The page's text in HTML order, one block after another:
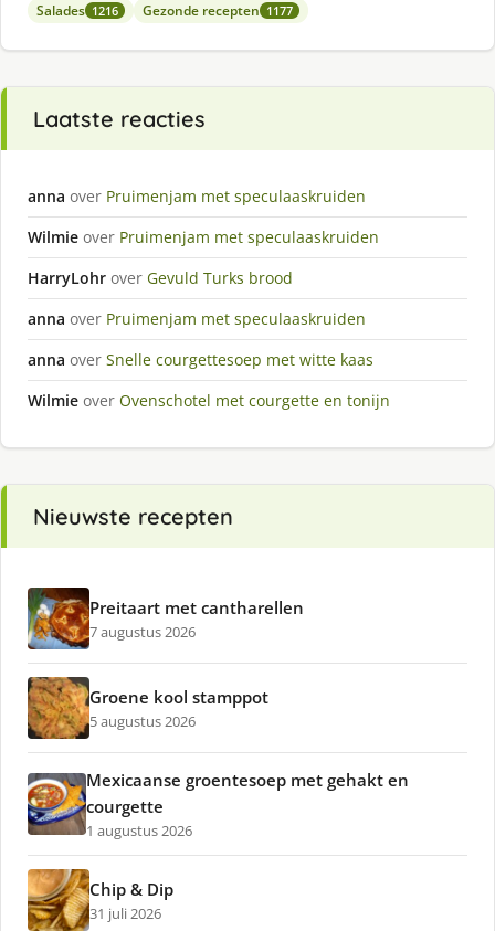
Salades 1216 Gezonde recepten 1177
Laatste reacties
anna over Pruimenjam met speculaaskruiden
Wilmie over Pruimenjam met speculaaskruiden
HarryLohr over Gevuld Turks brood
anna over Pruimenjam met speculaaskruiden
anna over Snelle courgettesoep met witte kaas
Wilmie over Ovenschotel met courgette en tonijn
Nieuwste recepten
Preitaart met cantharellen
7 augustus 2026
Groene kool stamppot
5 augustus 2026
Mexicaanse groentesoep met gehakt en
courgette
1 augustus 2026
Chip & Dip
31 juli 2026